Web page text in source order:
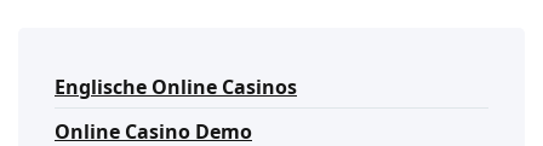
Englische Online Casinos
Online Casino Demo